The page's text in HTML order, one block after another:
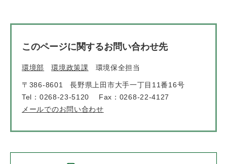
このページに関するお問い合わせ先
環境部 環境政策課 環境保全担当
〒386-8601
長野県上田市大手一丁目11番16号
Tel：0268-23-5120
Fax：0268-22-4127
メールでのお問い合わせ